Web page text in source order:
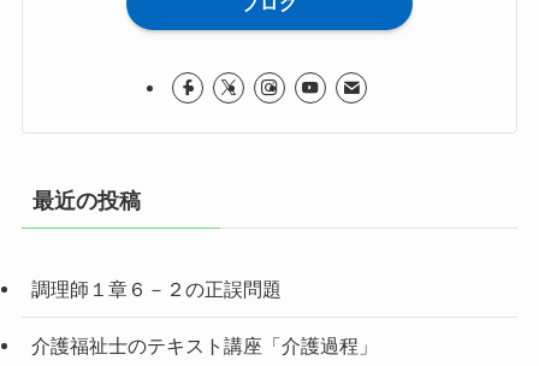
最近の投稿
調理師１章６－２の正誤問題
介護福祉士のテキスト講座「介護過程」